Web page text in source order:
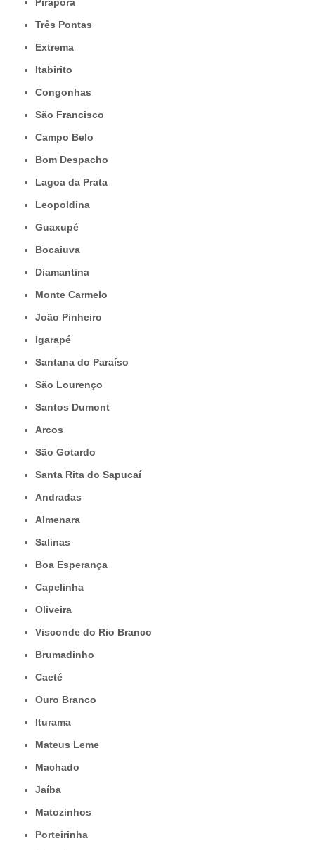
Três Pontas
Extrema
Itabirito
Congonhas
São Francisco
Campo Belo
Bom Despacho
Lagoa da Prata
Leopoldina
Guaxupé
Bocaiuva
Diamantina
Monte Carmelo
João Pinheiro
Igarapé
Santana do Paraíso
São Lourenço
Santos Dumont
Arcos
São Gotardo
Santa Rita do Sapucaí
Andradas
Almenara
Salinas
Boa Esperança
Capelinha
Oliveira
Visconde do Rio Branco
Brumadinho
Caeté
Ouro Branco
Iturama
Mateus Leme
Machado
Jaíba
Matozinhos
Porteirinha